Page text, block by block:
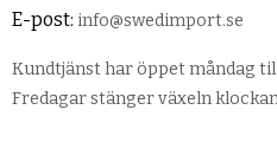
E-post: info@swedimport.se
Kundtjänst har öppet måndag
Fredagar stänger växeln klockan